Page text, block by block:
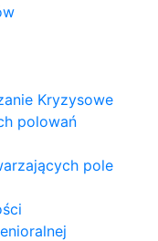
Kryzysowe
polowań
pole